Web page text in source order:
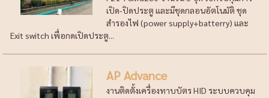
เปิด-ปิดประตู และมีชุดกลอนอัตโนมัติ ชุด
สำรองไฟ (power supply+batterry) และ
Exit switch เพื่อกดเปิดประตู...
AP Advance
งานติดตั้งเครื่องทาบบัตร HID ระบบควบคุม